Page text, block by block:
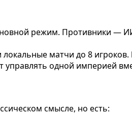
режим. Противники —
матчи до 8
управлять одной империей
смысле, но есть: